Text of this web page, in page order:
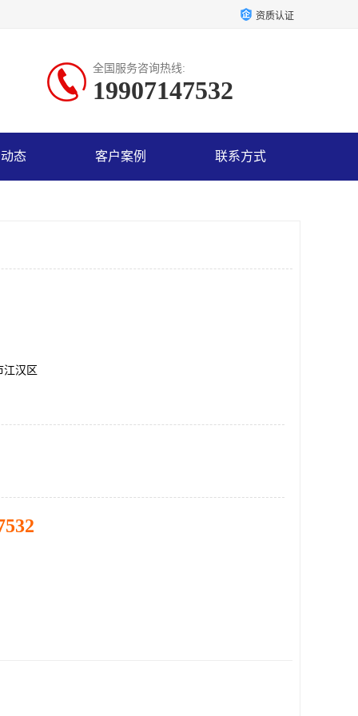
资质认证
全国服务咨询热线:
19907147532
态 客户案例 联系方式
江汉区